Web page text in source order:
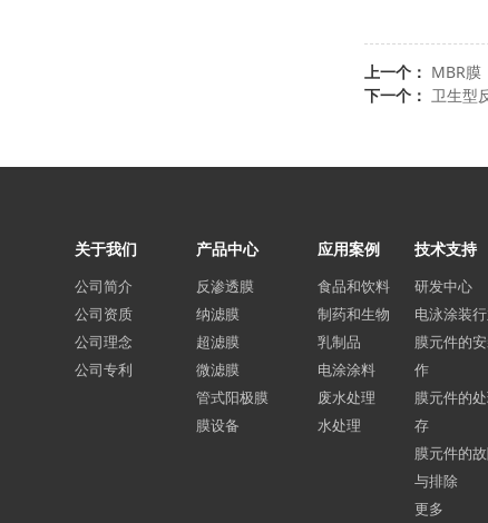
上一个： MBR膜
下一个： 卫生型
关于我们
公司简介
公司资质
公司理念
公司专利
产品中心
反渗透膜
纳滤膜
超滤膜
微滤膜
管式阳极膜
膜设备
应用案例
食品和饮料
制药和生物
乳制品
电涂涂料
废水处理
水处理
技术支持
研发中心
电泳涂装
膜元件的
作
膜元件的
存
膜元件的
与排除
更多